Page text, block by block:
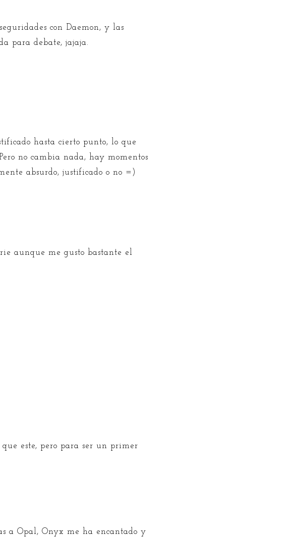
con Daemon, y las
para debate, jajaja.
hasta cierto punto, lo que
no cambia nada, hay momentos
absurdo, justificado o no =)
aunque me gusto bastante el
este, pero para ser un primer
a Opal, Onyx me ha encantado y